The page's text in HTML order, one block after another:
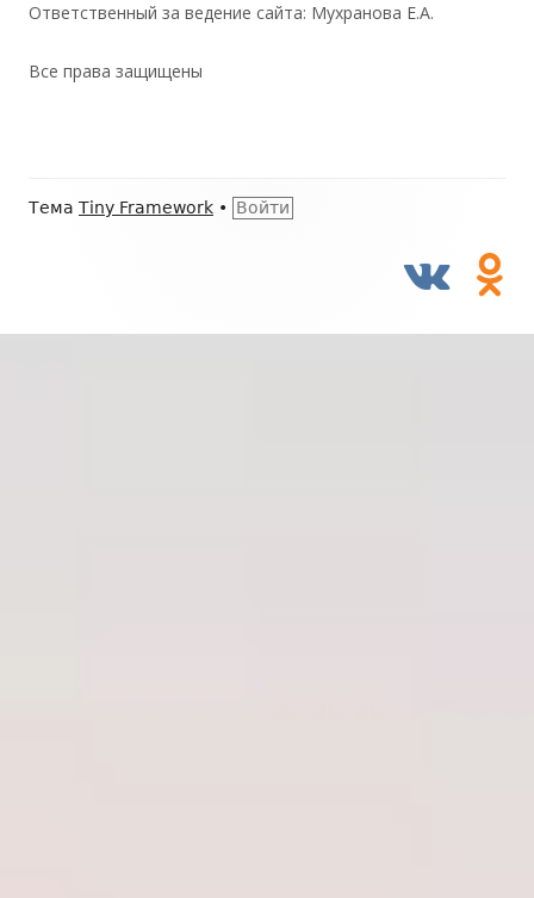
Ответственный за ведение сайта: Мухранова Е.А.
Все права защищены
Содержимое
Тема Tiny Framework • Войти
ссылок
vk.com